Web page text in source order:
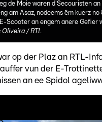
de Moie waren d'Secouristen
am Asaz, nodeems ëm kuerz
Scooter an engem anere Gefier
Oliveira / RTL
op der Plaz an RTL-
vun der E-
an ee Spidol